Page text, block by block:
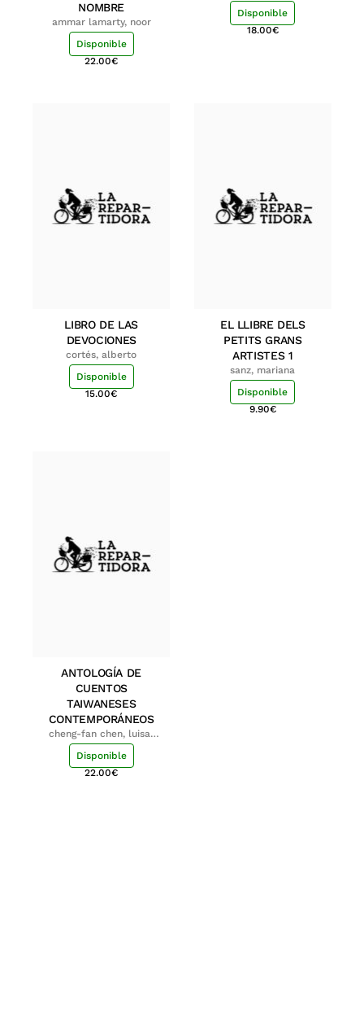
NOMBRE
ammar lamarty, noor
Disponible
22.00€
Disponible
18.00€
LIBRO DE LAS
DEVOCIONES
cortés, alberto
Disponible
15.00€
EL LLIBRE DELS
PETITS GRANS
ARTISTES 1
sanz, mariana
Disponible
9.90€
ANTOLOGÍA DE
CUENTOS
TAIWANESES
CONTEMPORÁNEOS
cheng-fan chen, luisa;
shu-ying chang, luisa
Disponible
22.00€